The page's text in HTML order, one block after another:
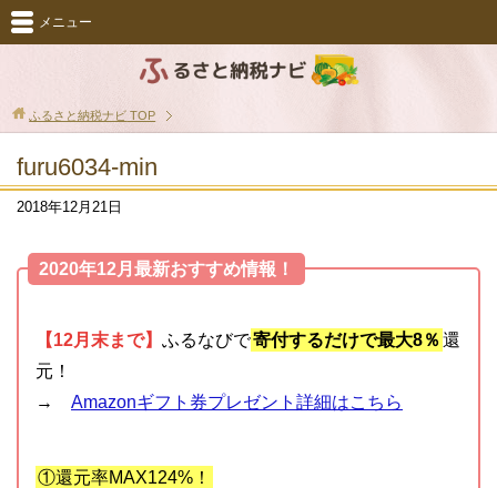
メニュー
ふるさと納税ナビ TOP
furu6034-min
2018年12月21日
2020年12月最新おすすめ情報！
【12月末まで】 ふるなびで寄付するだけで最大8％ 還
元！
→ Amazonギフト券プレゼント詳細はこちら
①還元率MAX124%！